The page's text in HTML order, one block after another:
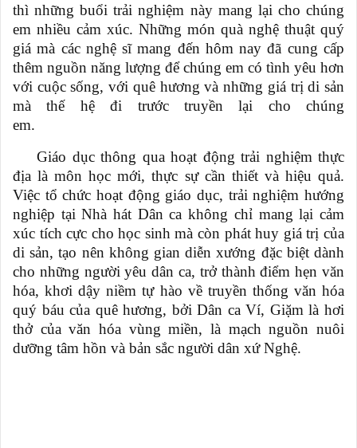
thì những buổi trải nghiệm này mang lại cho chúng
em nhiều cảm xúc. Những món quà nghệ thuật quý
giá mà các nghệ sĩ mang đến hôm nay đã cung cấp
thêm nguồn năng lượng để chúng em có tình yêu hơn
với cuộc sống, với quê hương và những giá trị di sản
mà thế hệ đi trước truyền lại cho chúng
em.
Giáo dục thông qua hoạt động trải nghiệm thực
địa là môn học mới, thực sự cần thiết và hiệu quả.
Việc tổ chức hoạt động giáo dục, trải nghiệm hướng
nghiệp tại Nhà hát Dân ca không chỉ mang lại cảm
xúc tích cực cho học sinh mà còn phát huy giá trị của
di sản, tạo nên không gian diễn xướng đặc biệt dành
cho những người yêu dân ca, trở thành điểm hẹn văn
hóa, khơi dậy niềm tự hào về truyền thống văn hóa
quý báu của quê hương, bởiDân ca Ví, Giặm là hơi
thở của văn hóa vùng miền, là mạch nguồn nuôi
dưỡng tâm hồn và bản sắc người dân xứ Nghệ.